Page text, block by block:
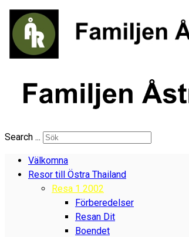
Search ...
Välkomna
Resor till Östra Thailand
Resa 1 2002
Förberedelser
Resan Dit
Boendet